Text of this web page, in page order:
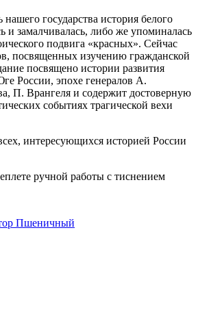
государства история белого
и замалчивалась, либо же упоминалась
подвига «красных». Сейчас
посвященных изучению гражданской
посвящено истории развития
России, эпохе генералов А.
П. Врангеля и содержит достоверную
событиях трагической вехи
интересующихся историей России
ручной работы с тиснением
Пшеничный